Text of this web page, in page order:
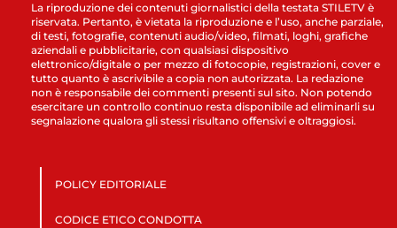
La riproduzione dei contenuti giornalistici della testata STILETV è
riservata. Pertanto, è vietata la riproduzione e l’uso, anche parziale,
di testi, fotografie, contenuti audio/video, filmati, loghi, grafiche
aziendali e pubblicitarie, con qualsiasi dispositivo
elettronico/digitale o per mezzo di fotocopie, registrazioni, cover e
tutto quanto è ascrivibile a copia non autorizzata. La redazione
non è responsabile dei commenti presenti sul sito. Non potendo
esercitare un controllo continuo resta disponibile ad eliminarli su
segnalazione qualora gli stessi risultano offensivi e oltraggiosi.
POLICY EDITORIALE
CODICE ETICO CONDOTTA